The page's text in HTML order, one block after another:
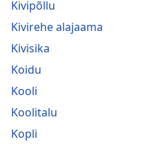
Kivipõllu
Kivirehe alajaama
Kivisika
Koidu
Kooli
Koolitalu
Kopli